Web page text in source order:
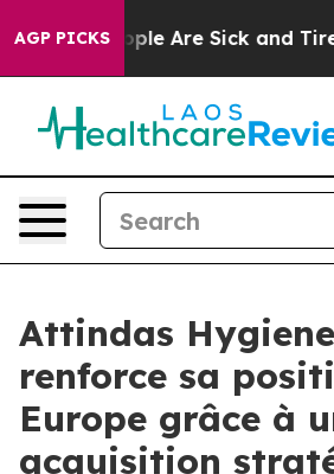
AGP PICKS
“People Are Sick and Tired
Attindas
renforce sa
Europe grâce à
acquisition